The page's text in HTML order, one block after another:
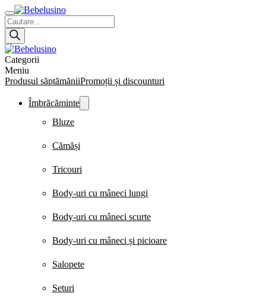
Products
search
Categorii
Meniu
Produsul săptămăniiPromoții și discounturi
Îmbrăcăminte
Bluze
Cămăși
Tricouri
Body-uri cu mâneci lungi
Body-uri cu mâneci scurte
Body-uri cu mâneci și picioare
Salopete
Seturi